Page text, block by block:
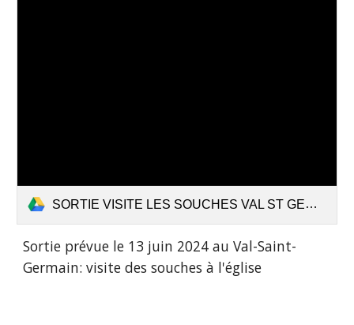
SORTIE VISITE LES SOUCHES VAL ST GERMAIN JUIN 2024.pdf
Sortie prévue le 13 juin 2024 au Val-Saint-
Germain: visite des souches à l'église